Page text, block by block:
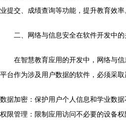
业提交、成绩查询等功能，提升教育效率
二、网络与信息安全在软件开发中的
在智慧教育应用的开发中，网络与
平台作为涉及用户数据的软件，必须采取
数据加密：保护用户个人信息和学业数据
权限管理：限制应用访问不必要的设备权